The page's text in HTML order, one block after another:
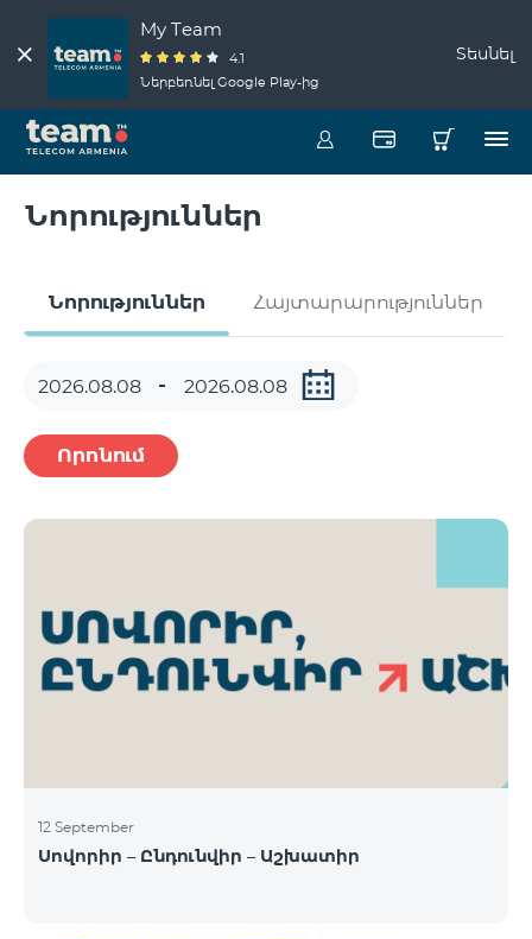
My Team
4.1
Ներբեռնել Google Play-ից
Տեսնել
Նորություններ
Նորություններ Հայտարարություններ
Որոնում
12 September
Սովորիր – Ընդունվիր – Աշխատիր